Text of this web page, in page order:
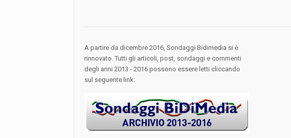
A partire da dicembre 2016, Sondaggi Bidimedia si è
rinnovato. Tutti gli articoli, post, sondaggi e commenti
degli anni 2013 - 2016 possono essere letti cliccando
sul seguente link: